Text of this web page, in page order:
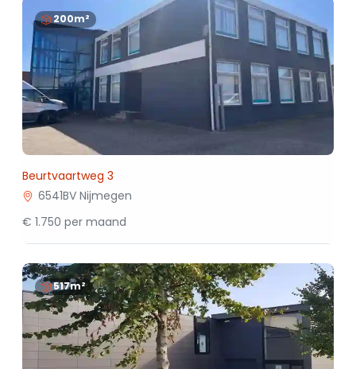
200m²
Beurtvaartweg 3
6541BV Nijmegen
€ 1.750 per maand
517m²